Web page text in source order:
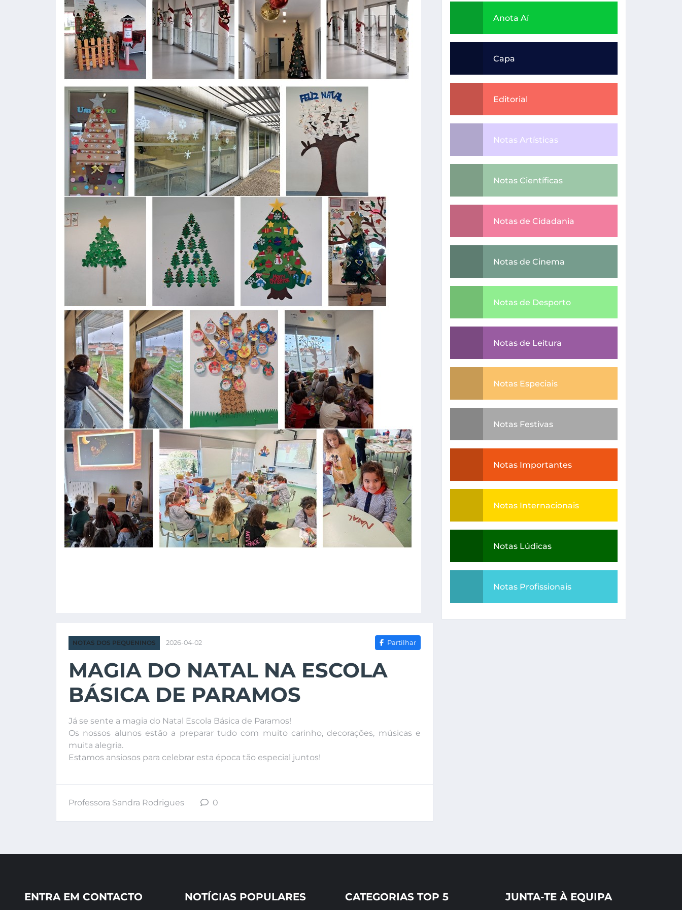
NOTAS DOS PEQUENINOS 2026-04-02 Partilhar
MAGIA DO NATAL NA ESCOLA
BÁSICA DE PARAMOS
Já se sente a magia do Natal Escola Básica de Paramos!
Os nossos alunos estão a preparar tudo com muito carinho, decorações, músicas e
muita alegria.
Estamos ansiosos para celebrar esta época tão especial juntos!
Professora Sandra Rodrigues 0
Anota Aí
Capa
Editorial
Notas Artísticas
Notas Científicas
Notas de Cidadania
Notas de Cinema
Notas de Desporto
Notas de Leitura
Notas Especiais
Notas Festivas
Notas Importantes
Notas Internacionais
Notas Lúdicas
Notas Profissionais
ENTRA EM CONTACTO NOTÍCIAS POPULARES CATEGORIAS TOP 5 JUNTA-TE À EQUIPA